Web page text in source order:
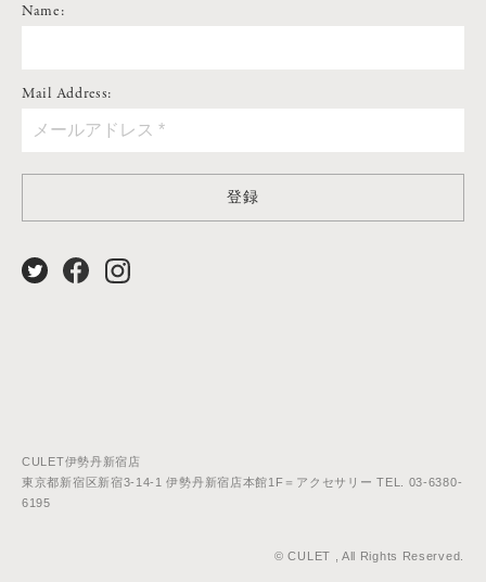
Name:
Mail Address:
登録
CULET伊勢丹新宿店
東京都新宿区新宿3-14-1 伊勢丹新宿店本館1F＝アクセサリー TEL. 03-6380-
6195
© CULET , All Rights Reserved.